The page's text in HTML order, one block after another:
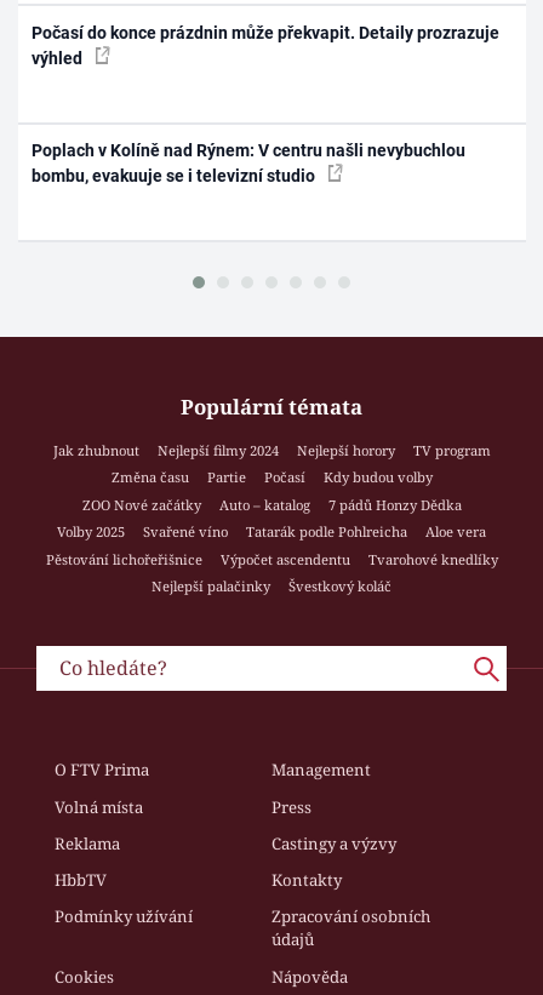
Počasí do konce prázdnin může překvapit. Detaily prozrazuje
výhled
Poplach v Kolíně nad Rýnem: V centru našli nevybuchlou
bombu, evakuuje se i televizní studio
Populární témata
Jak zhubnout Nejlepší filmy 2024 Nejlepší horory
TV program
Změna času
Partie Počasí
Kdy budou volby
ZOO Nové začátky
Auto – katalog
7 pádů Honzy Dědka
Volby 2025
Svařené víno Tatarák podle Pohlreicha
Aloe vera
Pěstování lichořeřišnice
Výpočet ascendentu
Tvarohové knedlíky
Nejlepší palačinky
Švestkový koláč
O FTV Prima
Management
Volná místa
Press
Reklama
Castingy a výzvy
HbbTV
Kontakty
Podmínky užívání
Zpracování osobních
údajů
Cookies
Nápověda